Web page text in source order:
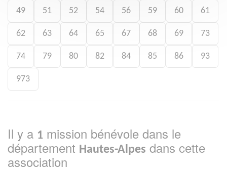
49 51 52 54 56 59 60 61
62 63 64 65 67 68 69 73
74 79 80 82 84 85 86 93
973
Il y a 1 mission bénévole dans le
département Hautes-Alpes dans cette
association